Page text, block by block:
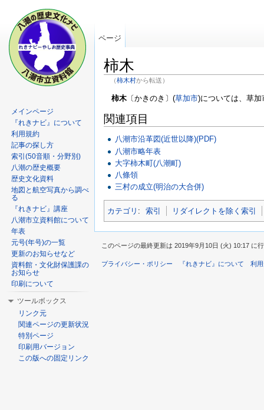
柿木
（柿木村から転送）
柿木 〔かきのき〕(草加市)については、草
関連項目
八潮市沿革図(近世以降)(PDF)
八潮市略年表
大字柿木町(八潮町)
八條領
三村の成立(明治の大合併)
カテゴリ : 索引 リダイレクトを除く索引
ページ
メインページ
『れきナビ』について
利用規約
記事の探し方
索引(50音順・分野別)
八潮の歴史概要
歴史文化資料
地図と航空写真から調べ
る
『れきナビ』講座
八潮市立資料館について
年表
元号(年号)の一覧
更新のお知らせなど
資料館・文化財保護課の
お知らせ
印刷について
ツールボックス
リンク元
関連ページの更新状況
特別ページ
印刷用バージョン
この版への固定リンク
このページの最終更新は 2019年9月10日 (火) 10:17 に
プライバシー・ポリシー 『れきナビ』について 利